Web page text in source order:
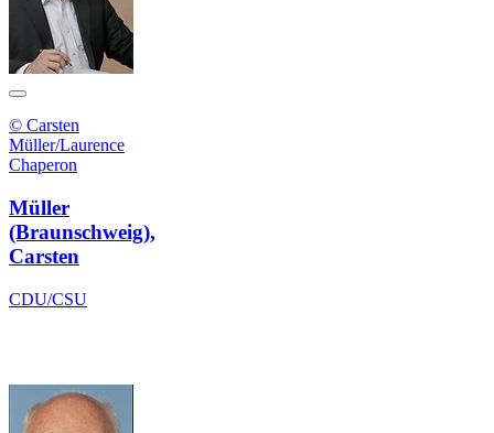
© Carsten
Müller/Laurence
Chaperon
Müller
(Braunschweig),
Carsten
CDU/CSU